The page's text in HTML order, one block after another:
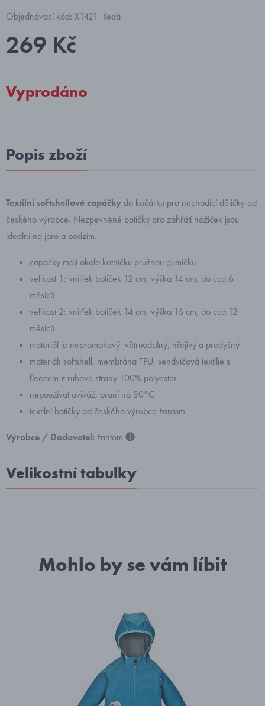
Objednávací kód: X1421_šedá
269 Kč
Vyprodáno
Popis zboží
Textilní softshellové capáčky do kočárku pro nechodící dětičky od
českého výrobce. Nezpevněné botičky pro zahřátí nožiček jsou
ideální na jaro a podzim.
capáčky mají okolo kotníčku pružnou gumičku
velikost 1: vnitřek botiček 12 cm, výška 14 cm, do cca 6
měsíců
velikost 2: vnitřek botiček 14 cm, výška 16 cm, do cca 12
měsíců
materiál je nepromokavý, větruodolný, hřejivý a prodyšný
materiál: softshell, membrána TPU, sendvičová textilie s
fleecem z rubové strany 100% polyester
nepoužívat aviváž, praní na 30°C
textilní botičky od českého výrobce Fantom
Výrobce / Dodavatel: Fantom
Velikostní tabulky
Mohlo by se vám líbit